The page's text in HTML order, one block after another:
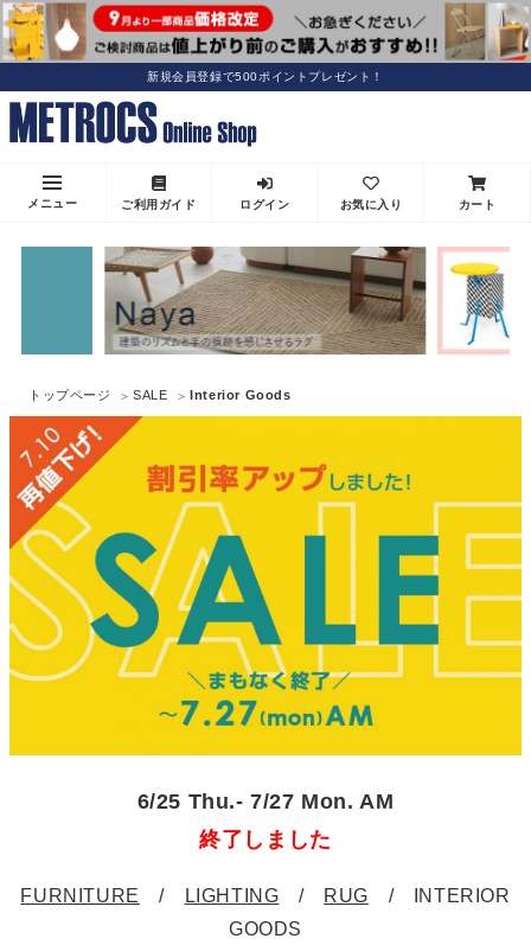
新規会員登録で500ポイントプレゼント！
メニュー ご利用ガイド ログイン お気に入り カート
トップページ SALE Interior Goods
6/25 Thu.- 7/27 Mon. AM
終了しました
FURNITURE / LIGHTING / RUG / INTERIOR
GOODS